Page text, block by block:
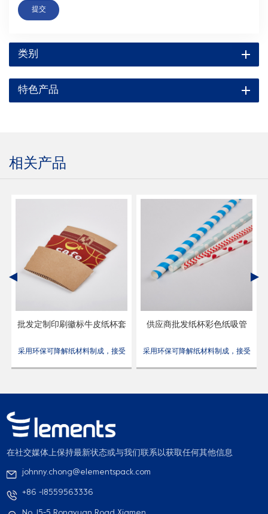
提交
类别
特色产品
相关产品
批发定制印刷徽标牛皮纸杯套
采用环保可降解纸材料制成，接受
供应商批发纸杯彩色纸吸管
采用环保可降解纸材料制成，接受
在社交媒体上保持最新状态或与我们联系以获取任何其他信息
johnny.chong@elementspack.com
+86 -18559563336